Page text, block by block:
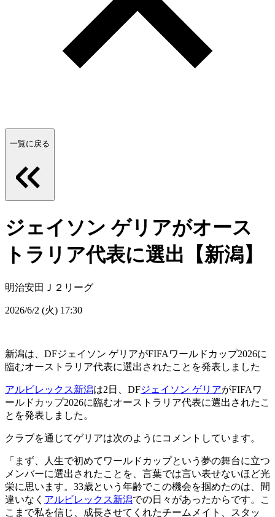
一覧に戻る
ジェイソン ゲリアがオース
トラリア代表に選出【新潟】
明治安田Ｊ２リーグ
2026/6/2 (火) 17:30
新潟は、DFジェイソン ゲリアがFIFAワールドカップ2026に
臨むオーストラリア代表に選出されたことを発表しました
アルビレックス新潟は2日、DFジェイソン ゲリアがFIFAワ
ールドカップ2026に臨むオーストラリア代表に選出されたこ
とを発表しました。
クラブを通じてゲリアは次のようにコメントしています。
「まず、人生で初めてワールドカップという夢の舞台に立つ
メンバーに選出されたことを、言葉では言い表せないほど光
栄に思います。33歳という年齢でこの機会を掴めたのは、間
違いなく アルビレックス新潟での日々があったからです。こ
こまで私を信じ、成長させてくれたチームメイト、スタッ